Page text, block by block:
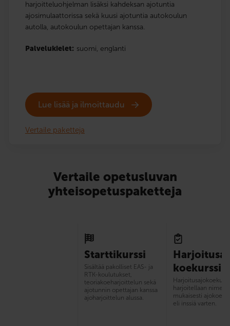
harjoitteluohjelman lisäksi kahdeksan ajotuntia
ajosimulaattorissa sekä kuusi ajotuntia autokoulun
autolla, autokoulun opettajan kanssa.
Palvelukielet: suomi, englanti
Lue lisää ja ilmoittaudu
Vertaile paketteja
Vertaile opetusluvan
yhteisopetuspaketteja
Starttikurssi
Sisältää pakolliset EAS- ja
RTK-koulutukset,
teoriakoeharjoittelun sekä
ajotunnin opettajan kanssa
ajoharjoittelun alussa.
koekurssi
harjoitellaan
mukaisesti
eli inssiä varten.